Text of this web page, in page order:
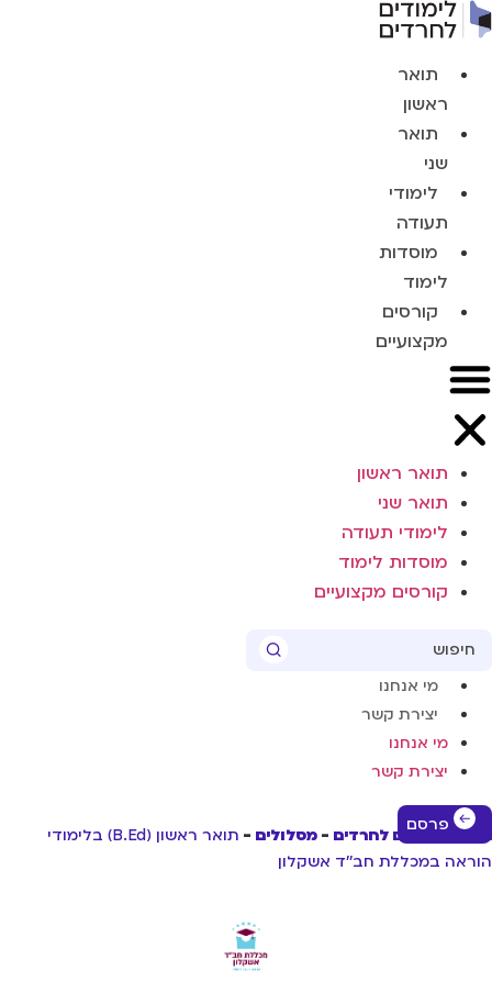
תואר
ראשון
תואר
שני
לימודי
תעודה
מוסדות
לימוד
קורסים
מקצועיים
תואר ראשון
תואר שני
לימודי תעודה
מוסדות לימוד
קורסים מקצועיים
מי אנחנו
יצירת קשר
מי אנחנו
יצירת קשר
פרסם
לימודים לחרדים מסלולים
תואר ראשון (B.Ed) בלימודי
במכללת חב''ד אשקלון